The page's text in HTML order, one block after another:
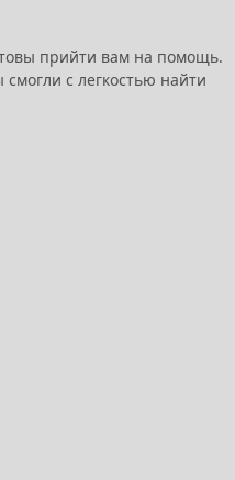
прийти вам на помощь.
с легкостью найти